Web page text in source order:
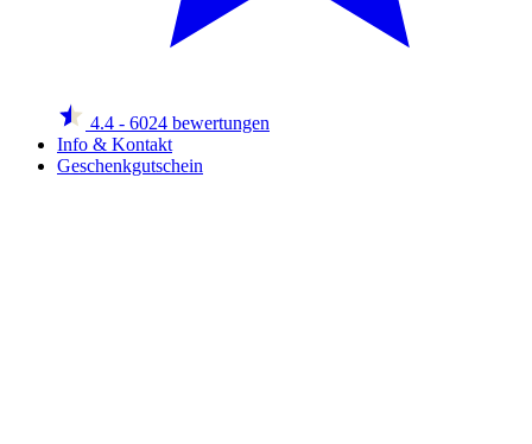
4.4 - 6024 bewertungen
Info & Kontakt
Geschenkgutschein